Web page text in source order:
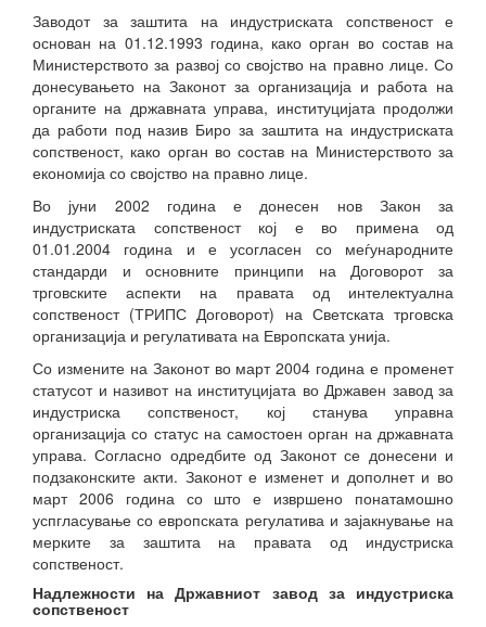
Заводот за заштита на индустриската сопственост е
основан на 01.12.1993 година, како орган во состав на
Министерството за развој со својство на правно лице. Со
донесувањето на Законот за организација и работа на
органите на државната управа, институцијата продолжи
да работи под назив Биро за заштита на индустриската
сопственост, како орган во состав на Министерството за
економија со својство на правно лице.
Во јуни 2002 година е донесен нов Закон за
индустриската сопственост кој е во примена од
01.01.2004 година и е усогласен со меѓународните
стандарди и основните принципи на Договорот за
трговските аспекти на правата од интелектуална
сопственост (ТРИПС Договорот) на Светската трговска
организација и регулативата на Европската унија.
Со измените на Законот во март 2004 година е променет
статусот и називот на институцијата во Државен завод за
индустриска сопственост, кој станува управна
организација со статус на самостоен орган на државната
управа. Согласно одредбите од Законот се донесени и
подзаконските акти. Законот е изменет и дополнет и во
март 2006 година со што е извршено понатамошно
успгласување со европската регулатива и зајакнување на
мерките за заштита на правата од индустриска
сопственост.
Надлежности на Државниот завод за индустриска
сопственост